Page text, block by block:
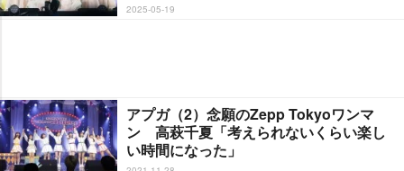
2025-05-19
アプガ（2）念願のZepp Tokyoワンマ
ン 高萩千夏「考えられないくらい楽し
い時間になった」